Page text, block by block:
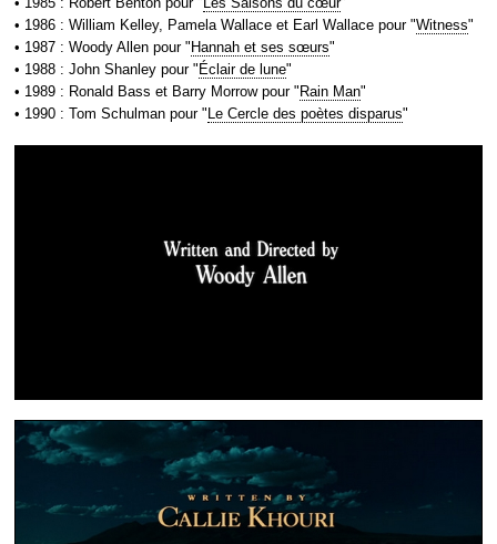
• 1986 : William Kelley, Pamela Wallace et Earl Wallace pour "Witness"
• 1987 : Woody Allen pour "Hannah et ses sœurs"
• 1988 : John Shanley pour "Éclair de lune"
• 1989 : Ronald Bass et Barry Morrow pour "Rain Man"
• 1990 : Tom Schulman pour "Le Cercle des poètes disparus"